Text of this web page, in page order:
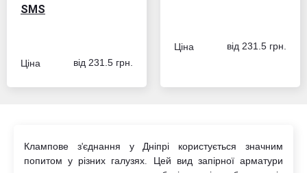
SMS
Ціна від 231.5 грн.
Ціна від 231.5 грн.
Клампове з'єднання у Дніпрі користується значним
попитом у різних галузях. Цей вид запірної арматури